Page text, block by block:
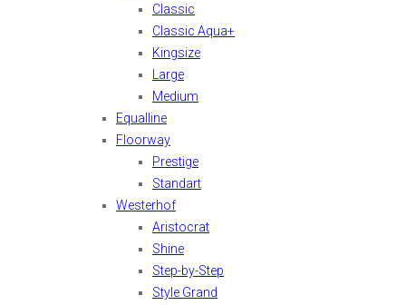
Classic
Classic Aqua+
Kingsize
Large
Medium
Equalline
Floorway
Prestige
Standart
Westerhof
Aristocrat
Shine
Step-by-Step
Style Grand